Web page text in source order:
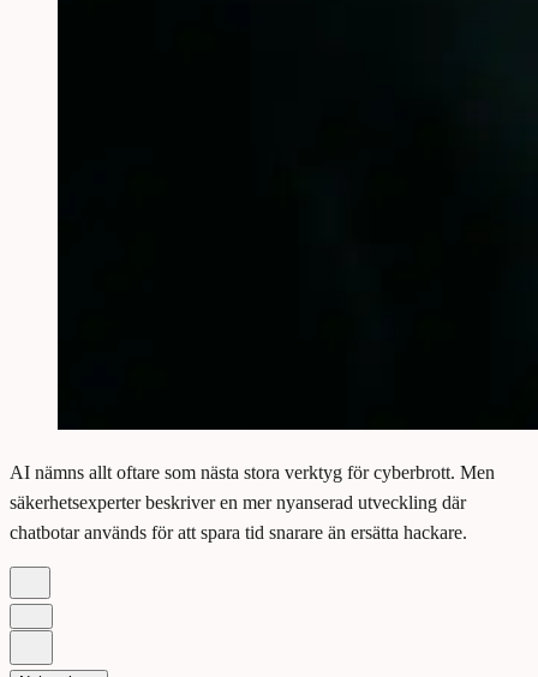
AI nämns allt oftare som nästa stora verktyg för cyberbrott. Men
säkerhetsexperter beskriver en mer nyanserad utveckling där
chatbotar används för att spara tid snarare än ersätta hackare.